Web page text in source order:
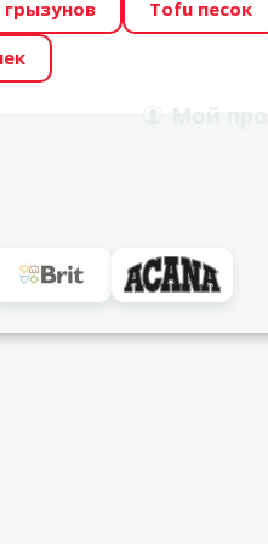
на ТОП-овые корма! 🍖
станет звездой
Tofu песок